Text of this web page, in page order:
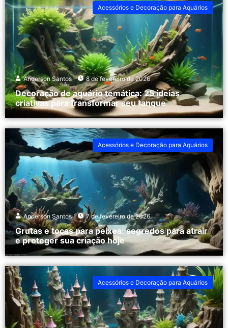
Anderson Santos 8 de fevereiro de 2026
Decoração de aquário temática: 25 ideias
criativas para transformar seu tanque
Acessórios e Decoração para Aquários
Anderson Santos 7 de fevereiro de 2026
Grutas e tocas para peixes: segredos para atrair
e proteger sua criação hoje
Acessórios e Decoração para Aquários
Acessórios e Decoração para Aquários